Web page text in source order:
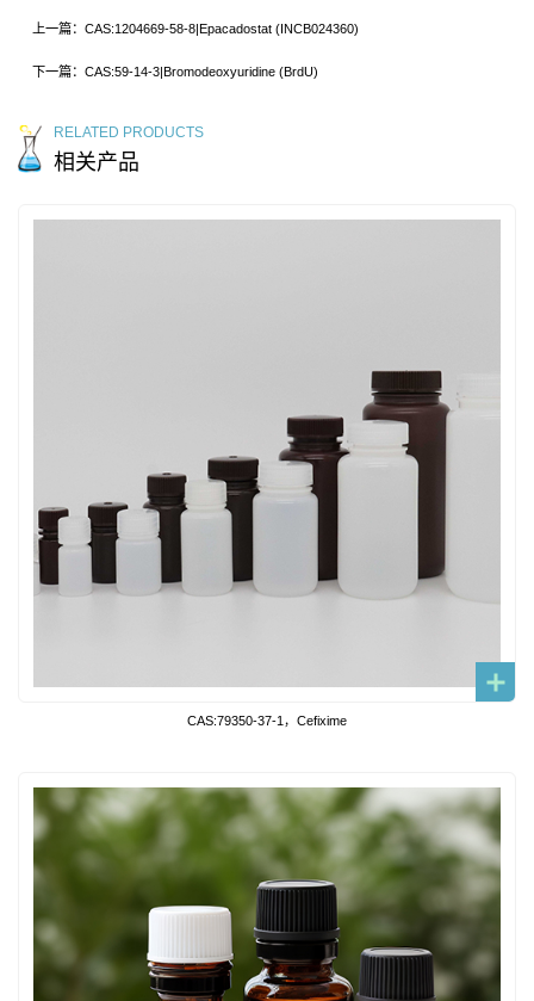
上一篇：CAS:1204669-58-8|Epacadostat (INCB024360)
下一篇：CAS:59-14-3|Bromodeoxyuridine (BrdU)
RELATED PRODUCTS
相关产品
CAS:79350-37-1，Cefixime